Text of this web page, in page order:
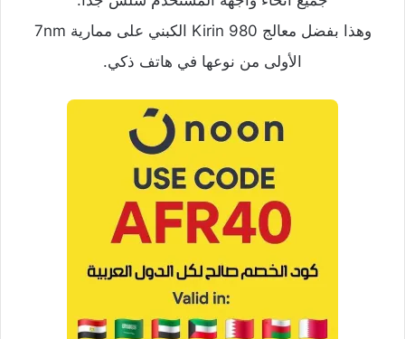
وهذا بفضل معالج Kirin 980 الكبني على ممارية 7nm
الأولى من نوعها في هاتف ذكي.